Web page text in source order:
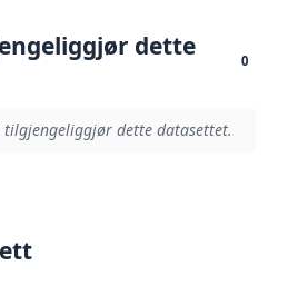
dette
0
dette datasettet.